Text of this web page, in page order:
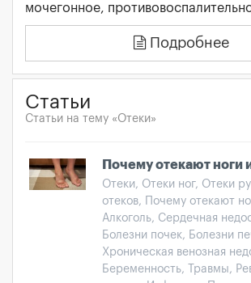
мочегонное,
Подробнее
Статьи
Статьи на тему «Отеки»
Почему отекают ноги
Отеки, Отеки ног, Отеки
отеков, Почему отекают
Алкоголь, Сердечная
Болезни почек, Болезни
Хроническая венозная
Беременность, Травмы,